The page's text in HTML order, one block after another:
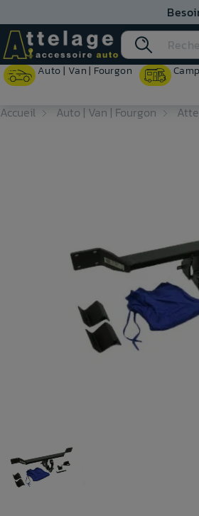
Auto | Van | Fourgon
Accueil Auto | Van | Fourgon